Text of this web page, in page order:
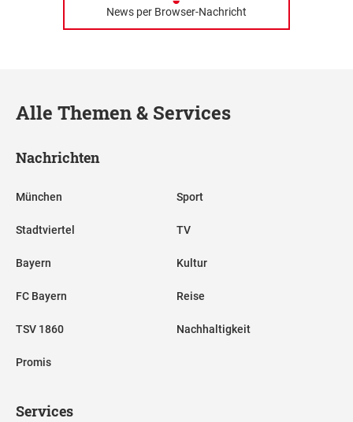
News per Browser-Nachricht
Alle Themen & Services
Nachrichten
München
Stadtviertel
Bayern
FC Bayern
TSV 1860
Promis
Sport
TV
Kultur
Reise
Nachhaltigkeit
Services